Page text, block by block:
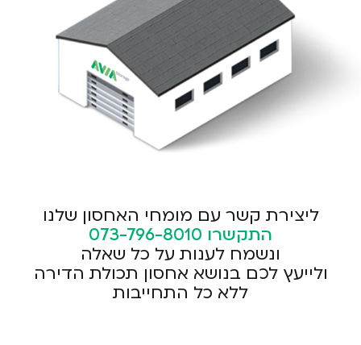
ליצירת קשר עם מומחי האחסון שלנו
התקשרו 073-796-8010
ונשמח לענות על כל שאלה
ולייעץ לכם בנושא אחסון תכולת הדירה
ללא כל התחייבות